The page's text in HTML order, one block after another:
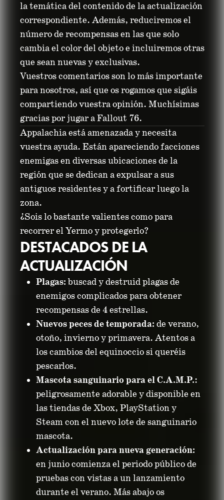
la temática del contenido de la actualización
correspondiente. Además, reduciremos el
número de recompensas en las que solo
cambia el color del objeto e incluiremos otras
que sean nuevas y exclusivas.
Vuestros comentarios son lo más importante
para nosotros, así que os rogamos que sigáis
compartiendo vuestra opinión. Muchísimas
gracias por jugar a Fallout 76.
Appalachia está amenazada y necesita
vuestra ayuda. Están apareciendo facciones
enemigas en diversas ubicaciones de la
región que se dedican a expulsar a sus
antiguos residentes y a fortificar luego la
zona.
¿Sois lo bastante valientes como para
recorrer el Yermo y protegerlo?
DESTACADOS DE LA
ACTUALIZACIÓN
Plagas: buscad y destruid plagas de
enemigos complicados para obtener
recompensas de 4 estrellas.
Nuevos peces de temporada: de verano,
otoño, invierno y primavera. Atentos a
los cambios del equinoccio si queréis
pescarlos.
Mascota sanguinario para el C.A.M.P.:
peligrosamente adorable y disponible en
las tiendas de Xbox, PlayStation y
Steam con el nuevo lote de sanguinario
mascota.
Actualización para nueva generación:
en junio comienza el periodo público de
pruebas con vistas a un lanzamiento
durante el verano. Más abajo os